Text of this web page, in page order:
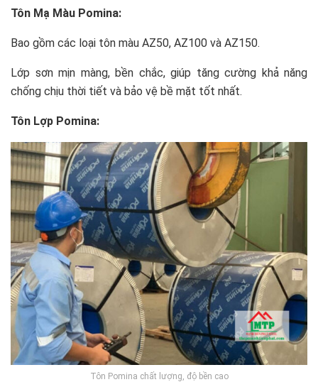
Tôn Mạ Màu Pomina:
Bao gồm các loại tôn màu AZ50, AZ100 và AZ150.
Lớp sơn mịn màng, bền chắc, giúp tăng cường khả năng
chống chịu thời tiết và bảo vệ bề mặt tốt nhất.
Tôn Lợp Pomina:
Tôn Pomina chất lượng, độ bền cao